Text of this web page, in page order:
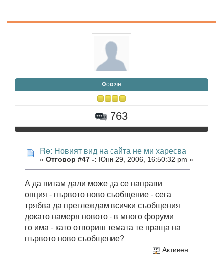
Фоксче
763
Re: Новият вид на сайта не ми харесва
« Отговор #47 -: Юни 29, 2006, 16:50:32 pm »
А да питам дали може да се направи
опция - първото ново съобщение - сега
трябва да преглеждам всички съобщения
докато намеря новото - в много форуми
го има - като отвориш темата те праща на
първото ново съобщение?
Активен